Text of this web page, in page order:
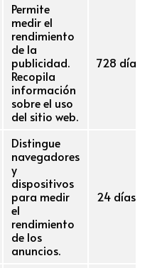
Permite
medir el
rendimiento
de la
publicidad.
Recopila
información
sobre el uso
del sitio web.
728 días
Distingue
navegadores
y
dispositivos
para medir
el
rendimiento
de los
anuncios.
24 días